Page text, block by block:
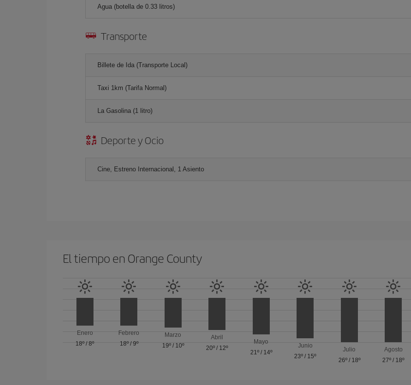
Agua (botella de 0.33 litros)
Transporte
Billete de Ida (Transporte Local)
Taxi 1km (Tarifa Normal)
La Gasolina (1 litro)
Deporte y Ocio
Cine, Estreno Internacional, 1 Asiento
El tiempo en Orange County
Enero
18º/8º
Febrero
18º/ 9º
Marzo
19º/ 10º
Abril
20º / 12º
Mayo
21º/ 14º
Junio
23º / 15º
Julio
26º/ 18º
Agosto
27º / 18º